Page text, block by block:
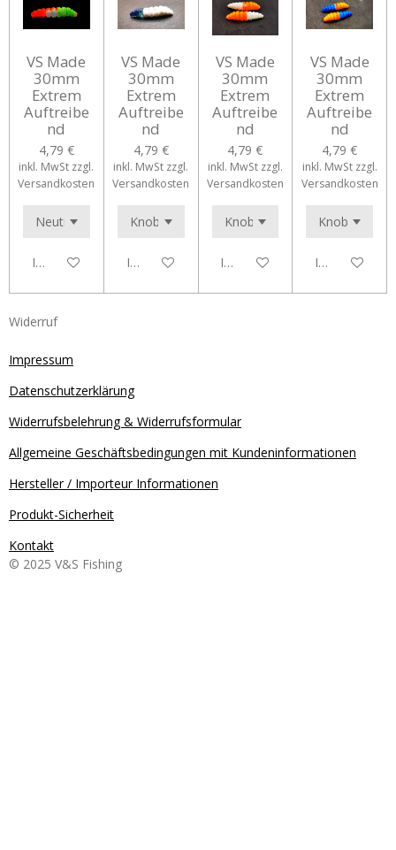
VS Made
30mm
Extrem
Auftreibe
nd
4,79 €
inkl. MwSt zzgl.
Versandkosten
In den Warenkorb
VS Made
30mm
Extrem
Auftreibe
nd
4,79 €
inkl. MwSt zzgl.
Versandkosten
In den Warenkorb
VS Made
30mm
Extrem
Auftreibe
nd
4,79 €
inkl. MwSt zzgl.
Versandkosten
In den Warenkorb
VS Made
30mm
Extrem
Auftreibe
nd
4,79 €
inkl. MwSt zzgl.
Versandkosten
In den
Widerruf
Impressum
Datenschutzerklärung
Widerrufsbelehrung & Widerrufsformular
Allgemeine Geschäftsbedingungen mit Kundeninformationen
Hersteller / Importeur Informationen
Produkt-Sicherheit
Kontakt
© 2025 V&S Fishing